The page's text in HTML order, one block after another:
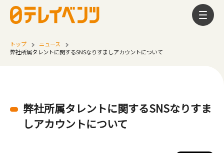
トップ
ニュース
弊社所属タレントに関するSNSなりすましアカウントについて
弊社所属タレントに関するSNSなりすま
しアカウントについて